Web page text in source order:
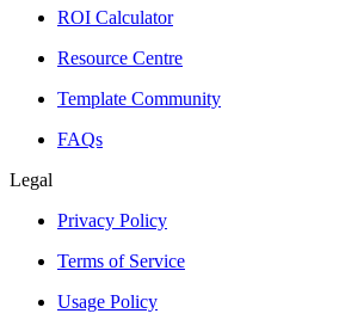
ROI Calculator
Resource Centre
Template Community
FAQs
Legal
Privacy Policy
Terms of Service
Usage Policy